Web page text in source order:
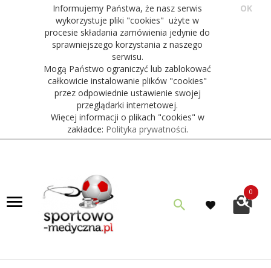
Informujemy Państwa, że nasz serwis
wykorzystuje pliki "cookies" użyte w
procesie składania zamówienia jedynie do
sprawniejszego korzystania z naszego
serwisu.
Mogą Państwo ograniczyć lub zablokować
całkowicie instalowanie plików "cookies"
przez odpowiednie ustawienie swojej
przeglądarki internetowej.
Więcej informacji o plikach "cookies" w
zakładce: Polityka prywatności.
OK
0